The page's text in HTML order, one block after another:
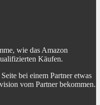
wie das Amazon
Käufen.
bei einem Partner etwas
vom Partner bekommen.